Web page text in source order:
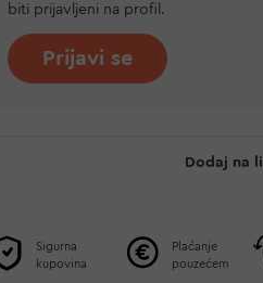
biti prijavljeni na profil.
Prijavi se
Dodaj na
Sigurna
kupovina
Plaćanje
pouzećem